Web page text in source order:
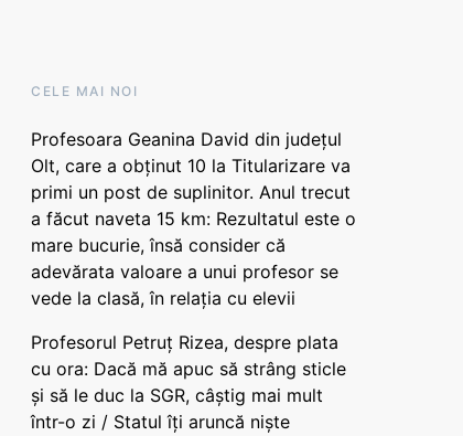
CELE MAI NOI
Profesoara Geanina David din județul
Olt, care a obținut 10 la Titularizare va
primi un post de suplinitor. Anul trecut
a făcut naveta 15 km: Rezultatul este o
mare bucurie, însă consider că
adevărata valoare a unui profesor se
vede la clasă, în relația cu elevii
Profesorul Petruț Rizea, despre plata
cu ora: Dacă mă apuc să strâng sticle
și să le duc la SGR, câștig mai mult
într-o zi / Statul îți aruncă niște